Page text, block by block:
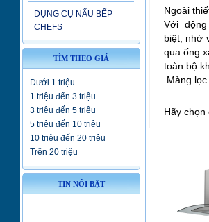
DỤNG CỤ NẤU BẾP
CHEFS
TÌM THEO GIÁ
Dưới 1 triệu
1 triệu đến 3 triệu
3 triệu đến 5 triệu
5 triệu đến 10 triệu
10 triệu đến 20 triệu
Trên 20 triệu
TIN NỔI BẬT
Ngoài
Với động
biệt, nhờ
qua ống
toàn bộ
Màng
Hãy